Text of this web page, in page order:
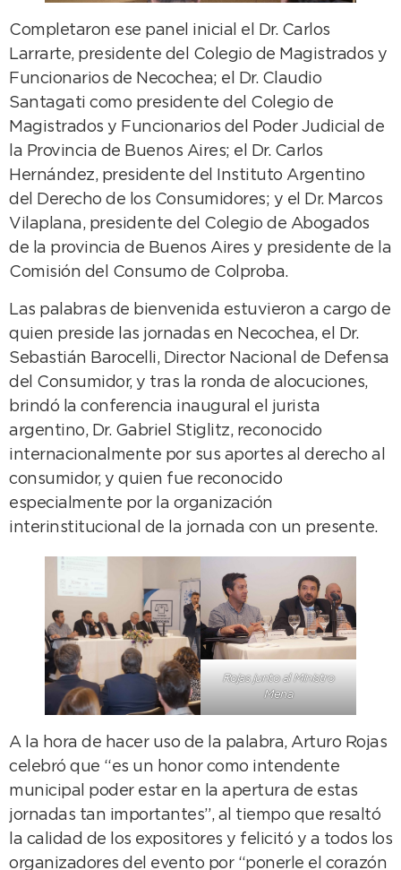
Completaron ese panel inicial el Dr. Carlos
Larrarte, presidente del Colegio de Magistrados y
Funcionarios de Necochea; el Dr. Claudio
Santagati como presidente del Colegio de
Magistrados y Funcionarios del Poder Judicial de
la Provincia de Buenos Aires; el Dr. Carlos
Hernández, presidente del Instituto Argentino
del Derecho de los Consumidores; y el Dr. Marcos
Vilaplana, presidente del Colegio de Abogados
de la provincia de Buenos Aires y presidente de la
Comisión del Consumo de Colproba.
Las palabras de bienvenida estuvieron a cargo de
quien preside las jornadas en Necochea, el Dr.
Sebastián Barocelli, Director Nacional de Defensa
del Consumidor, y tras la ronda de alocuciones,
brindó la conferencia inaugural el jurista
argentino, Dr. Gabriel Stiglitz, reconocido
internacionalmente por sus aportes al derecho al
consumidor, y quien fue reconocido
especialmente por la organización
interinstitucional de la jornada con un presente.
Rojas junto al Ministro
Mena
A la hora de hacer uso de la palabra, Arturo Rojas
celebró que “es un honor como intendente
municipal poder estar en la apertura de estas
jornadas tan importantes”, al tiempo que resaltó
la calidad de los expositores y felicitó y a todos los
organizadores del evento por “ponerle el corazón